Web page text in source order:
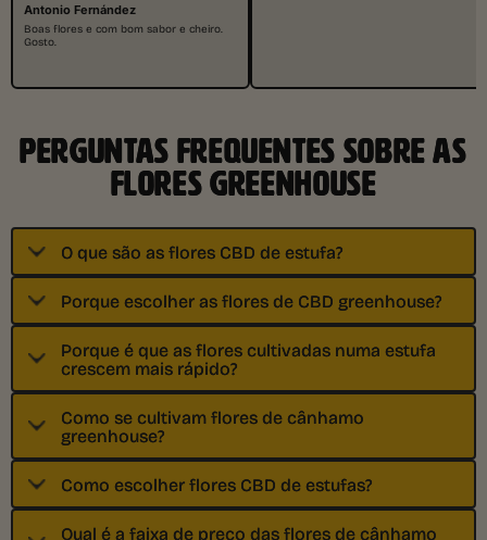
Antonio Fernández
Boas flores e com bom sabor e cheiro.
Gosto.
PERGUNTAS FREQUENTES SOBRE AS
FLORES GREENHOUSE
O que são as flores CBD de estufa?
Porque escolher as flores de CBD greenhouse?
Porque é que as flores cultivadas numa estufa
crescem mais rápido?
Como se cultivam flores de cânhamo
greenhouse?
Como escolher flores CBD de estufas?
Qual é a faixa de preço das flores de cânhamo